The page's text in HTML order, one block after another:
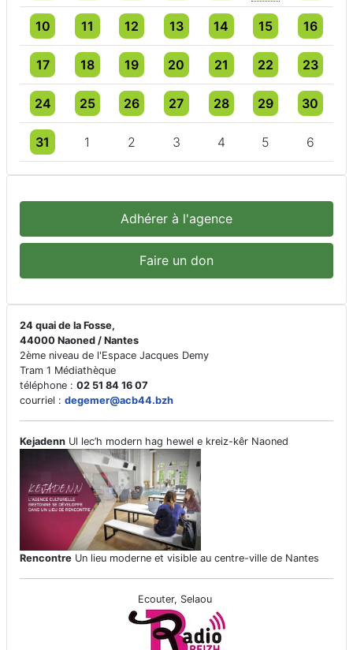
10
Un évènement
11
3 évènements
12
4 évènements
13
3 évènements
14
4 évènements
15
4 évènements
16
4
17
Un évènement
18
3 évènements
19
3 évènements
20
4 évènements
21
5 évènements
22
5 évènements
23
5
24
Un évènement
25
3 évènements
26
3 évènements
27
3 évènements
28
3 évènements
29
4 évènements
30
3
31
Un évènement
1
3 évènements
2
3 évènements
3
3 évènements
4
3 évènements
5
3 évènements
6
3
Adhérer à l'agence
Faire un don
24 quai de la Fosse,
44000 Naoned / Nantes
2ème niveau de l'Espace Jacques Demy
Tram 1 Médiathèque
téléphone : 02 51 84 16 07
courriel : degemer@acb44.bzh
Kejadenn Ul lec’h modern hag hewel e kreiz-kêr Naoned
Rencontre Un lieu moderne et visible au centre-ville de Nantes
Ecouter, Selaou